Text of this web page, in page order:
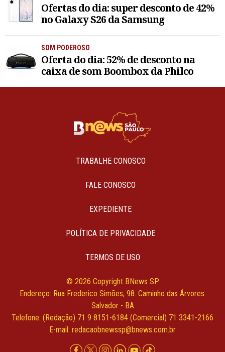
Ofertas do dia: super desconto de 42%
no Galaxy S26 da Samsung
SOM PODEROSO
Oferta do dia: 52% de desconto na
caixa de som Boombox da Philco
TRABALHE CONOSCO
FALE CONOSCO
EXPEDIENTE
POLÍTICA DE PRIVACIDADE
TERMOS DE USO
© 2026 Copyright BNews SP
Endereço: Rua Frederico Simões, 98. Caminho das Árvores.
Salvador - BA
Telefone: (Redação) 71 9 8151-6184 (Comercial) 71 3341-2166
E-mail: redacaobnewssp@bnews.com.br